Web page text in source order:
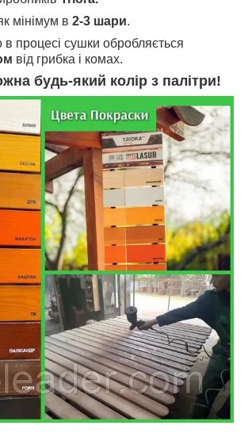
мінімум в 2-3 шари.
процесі сушки обробляється
від грибка і комах.
будь-який колір з палітри!